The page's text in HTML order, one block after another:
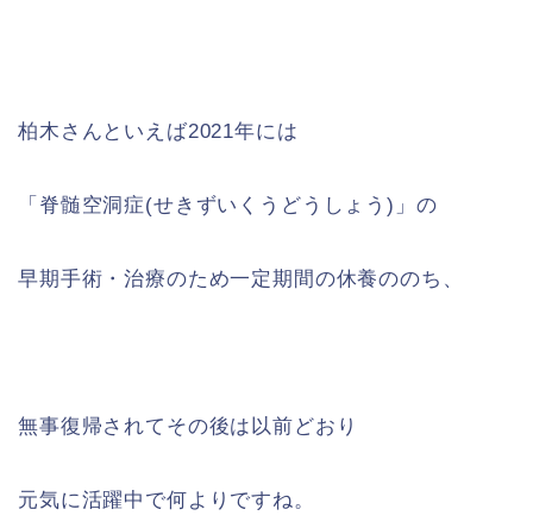
柏木さんといえば2021年には
「脊髄空洞症(せきずいくうどうしょう)」の
早期手術・治療のため一定期間の休養ののち、
無事復帰されてその後は以前どおり
元気に活躍中で何よりですね。